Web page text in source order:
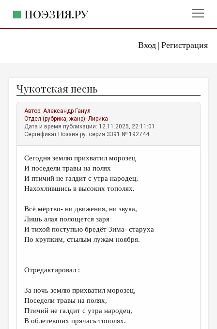
Вход| Регистрация
ПОЭЗИЯ.РУ
ЖАНРЫ
АВТОРЫ
КОММЕНТАРИИ
ЛИТСАЛОН
НОВОСТИ
ПРАВИЛА САЙТА
ИЗБРАННОЕ
ДАЙДЖЕСТ
ПЕРЕВОДЫ
ДЕТСКАЯ КОМНАТА
КНИЖНАЯ ПОЛКА
Чукотская песнь
Автор:Александр Ганул
Отдел (рубрика, жанр):Лирика
Дата и время публикации: 12.11.2025, 22:11:01
Сертификат Поэзия.ру: серия 3391 № 192744
Сегодня землю прихватил морозец
И поседели травы на полях
И птичий не галдит с утра народец,
Нахохлившись в высоких тополях.
Всё мёртво- ни движения, ни звука,
Лишь алая полощется заря
И тихой поступью бредёт Зима- старуха
По хрупким, стылым лужам ноября.
Отредактировал :
За ночь землю прихватил морозец,
Поседели травы на полях,
Птичий не галдит с утра народец,
В облетевших прячась тополях.